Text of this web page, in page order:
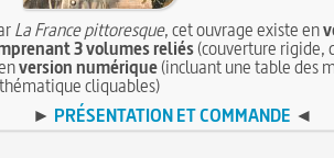
La France pittoresque, cet ouvrage existe en
3 volumes reliés(couverture rigide,
version numérique(incluant une table des
cliquables)
► PRÉSENTATION ET COMMANDE ◄